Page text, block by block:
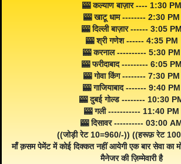
🎰 कल्याण बाज़ार ---- 1:30 PM
🎰 खाटू धाम -------- 2:30 PM
🎰 दिल्ली बाज़ार ------ 3:05 PM
🎰 श्री गणेश ------ 4:35 PM
🎰 करनाल ---------- 5:30 PM
🎰 फरीदाबाद --------- 6:05 PM
🎰 गोवा किंग -------- 7:30 PM
🎰 गाजियाबाद ------- 9:40 PM
🎰 दुबई गोल्ड -------- 10:30
🎰 गली ----------- 11:40 PM
🎰 दिसावर ---------- 03:00
((जोड़ी रेट 10=960/-)) ((हरूफ़ रेट
माँ क़सम पेमेंट में कोई दिक्कत नहीं आयेगी एक बार सेवा का
मैनेजर की ज़िम्मेवारी है